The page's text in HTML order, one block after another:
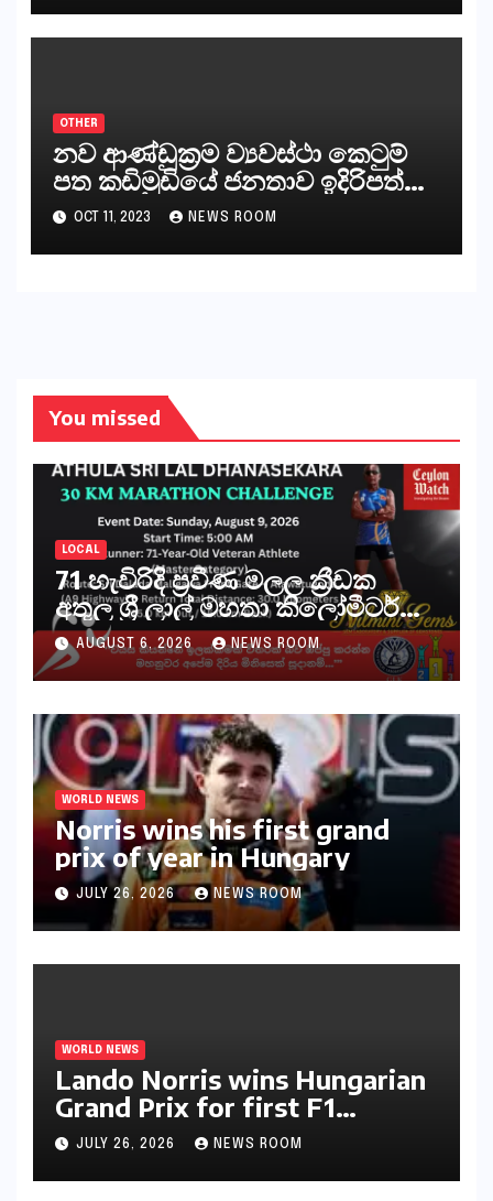
ජනාධිපති දැන් වූ ලිපියෙන්
කියනවාටත් වඩා අයිතියක් බෞද්ධ
OTHER
නව ආණ්ඩුක්‍රම ව්‍යවස්ථා කෙටුම්
පත කඩිමුඩියේ ජනතාව ඉදිරිපත්
කරන්නේ?
OCT 11, 2023 NEWS ROOM
You missed
LOCAL
71 හැවිරිදි ප්‍රවීණ මලල ක්‍රීඩක
අතුල ශ්‍රී ලාල් මහතා කිලෝමීටර්
30ක විශේෂ මැරතන් ධාවන
අභියෝගයකට සැරසෙයි
AUGUST 6, 2026 NEWS ROOM
WORLD NEWS
Norris wins his first grand
prix of year in Hungary​​
JULY 26, 2026 NEWS ROOM
WORLD NEWS
Lando Norris wins Hungarian
Grand Prix for first F1
triumph in 2026​​
JULY 26, 2026 NEWS ROOM